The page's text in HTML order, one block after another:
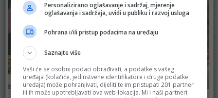
JYSK
Personalizirano oglašavanje i sadržaj, mjerenje
oglašavanja i sadržaja, uvidi u publiku i razvoj usluga
Pohrana i/ili pristup podacima na uređaju
Saznajte više
Vaši će se osobni podaci obrađivati, a podatke s vašeg
uređaja (kolačiće, jedinstvene identifikatore i druge podatke
uređaja) može pohranjivati, dijeliti te im pristupati 201 partner
ili ih može upotrebljavati ova web-lokacija. Mi i naši partneri